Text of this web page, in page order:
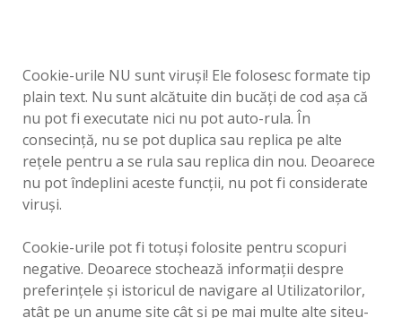
Cookie-urile NU sunt viruşi! Ele folosesc formate tip
plain text. Nu sunt alcătuite din bucăţi de cod aşa că
nu pot fi executate nici nu pot auto-rula. În
consecinţă, nu se pot duplica sau replica pe alte
reţele pentru a se rula sau replica din nou. Deoarece
nu pot îndeplini aceste funcţii, nu pot fi considerate
viruşi.
Cookie-urile pot fi totuşi folosite pentru scopuri
negative. Deoarece stochează informaţii despre
preferinţele şi istoricul de navigare al Utilizatorilor,
atât pe un anume site cât şi pe mai multe alte siteu-